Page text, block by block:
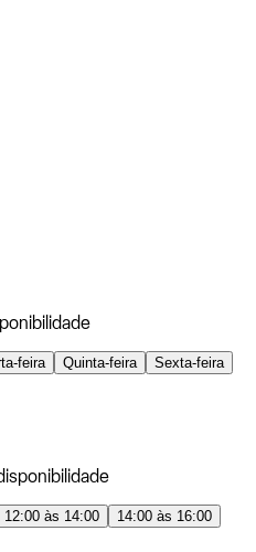
feira Quinta-feira
Sexta-feira
12:00 às 14:00
14:00 às 16:00